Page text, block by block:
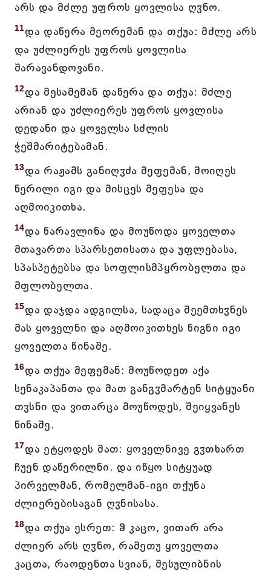
არს და მძლე უფროს ყოვლისა ღჳნო.
11და დაწერა მეორემან და თქუა: მძლე არს
და უძლიერეს უფროს ყოვლისა
შარავანდოვანი.
12და მესამემან დაწერა და თქუა: მძლე
არიან და უძლიერეს უფროს ყოვლისა
დედანი და ყოველსა სძლის
ჭეშმარიტებამან.
13და რაჟამს განიღჳძა მეფემან, მოიღეს
წერილი იგი და მისცეს მეფესა და
აღმოიკითხა.
14და წარავლინა და მოუწოდა ყოველთა
მთავართა სპარსეთისათა და უფლებასა,
სპასპეტებსა და სოფლისმპყრობელთა და
მფლობელთა.
15და დაჯდა ადგილსა, სადაცა შეემთხჳნეს
მას ყოველნი და აღმოიკითხეს წიგნი იგი
ყოველთა წინაშე.
16და თქუა მეფემან: მოუწოდეთ აქა
სენაკაპანთა და მათ განგჳმარტენ სიტყუანი
თჳსნი და ვითარცა მოუწოდეს, შეიყვანეს
წინაშე.
17და ეტყოდეს მათ: ყოველნივე გჳთხართ
ჩუენ დაწერილნი. და იწყო სიტყუად
პირველმან, რომელმან-იგი თქუნა
ძლიერებისაგან ღჳნისასა.
18და თქუა ესრეთ: ჵ კაცო, ვითარ არა
ძლიერ არს ღჳნო, რამეთუ ყოველთა
კაცთა, რაოდენთა სვიან, შესულიბნის